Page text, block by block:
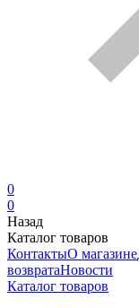
0
0
Назад
Каталог товаров
КонтактыО магазине
возвратаНовости
Каталог товаров